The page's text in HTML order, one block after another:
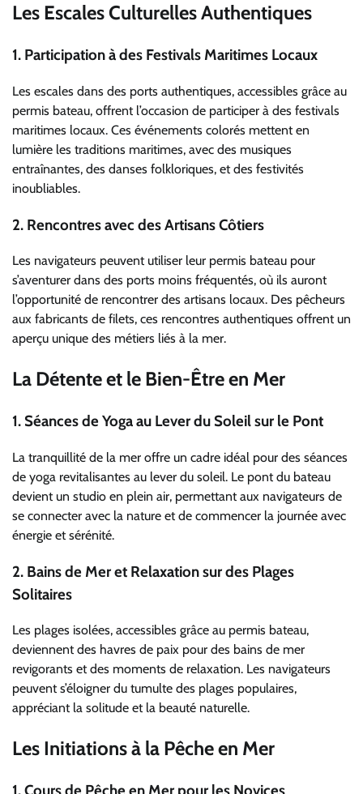
Les Escales Culturelles Authentiques
1. Participation à des Festivals Maritimes Locaux
Les escales dans des ports authentiques, accessibles grâce au
permis bateau, offrent l’occasion de participer à des festivals
maritimes locaux. Ces événements colorés mettent en
lumière les traditions maritimes, avec des musiques
entraînantes, des danses folkloriques, et des festivités
inoubliables.
2. Rencontres avec des Artisans Côtiers
Les navigateurs peuvent utiliser leur permis bateau pour
s’aventurer dans des ports moins fréquentés, où ils auront
l’opportunité de rencontrer des artisans locaux. Des pêcheurs
aux fabricants de filets, ces rencontres authentiques offrent un
aperçu unique des métiers liés à la mer.
La Détente et le Bien-Être en Mer
1. Séances de Yoga au Lever du Soleil sur le Pont
La tranquillité de la mer offre un cadre idéal pour des séances
de yoga revitalisantes au lever du soleil. Le pont du bateau
devient un studio en plein air, permettant aux navigateurs de
se connecter avec la nature et de commencer la journée avec
énergie et sérénité.
2. Bains de Mer et Relaxation sur des Plages
Solitaires
Les plages isolées, accessibles grâce au permis bateau,
deviennent des havres de paix pour des bains de mer
revigorants et des moments de relaxation. Les navigateurs
peuvent s’éloigner du tumulte des plages populaires,
appréciant la solitude et la beauté naturelle.
Les Initiations à la Pêche en Mer